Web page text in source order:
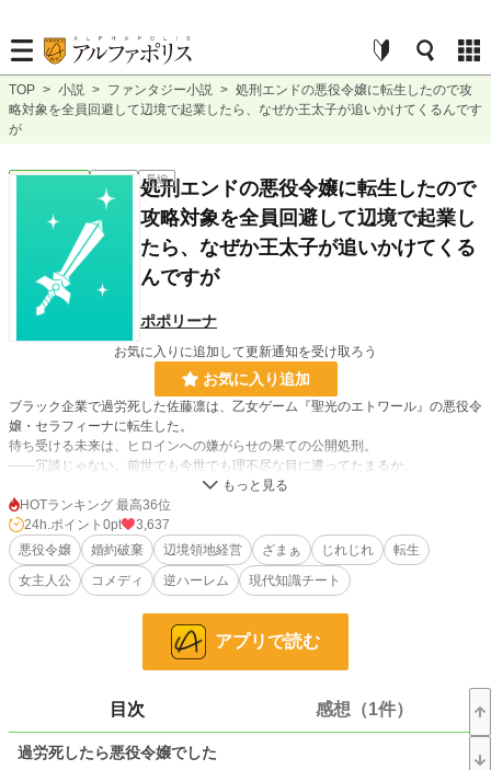
TOP > 小説 > ファンタジー小説 > 処刑エンドの悪役令嬢に転生したので攻
略対象を全員回避して辺境で起業したら、なぜか王太子が追いかけてくるんです
が
ファンタジー 連載中 長編
処刑エンドの悪役令嬢に転生したので
攻略対象を全員回避して辺境で起業し
たら、なぜか王太子が追いかけてくる
んですが
ポポリーナ
お気に入りに追加して更新通知を受け取ろう
お気に入り追加
ブラック企業で過労死した佐藤凛は、乙女ゲーム『聖光のエトワール』の悪役令
嬢・セラフィーナに転生した。
待ち受ける未来は、ヒロインへの嫌がらせの果ての公開処刑。
――冗談じゃない。前世でも今世でも理不尽な目に遭ってたまるか。
攻略対象との接触を徹底回避し、自ら婚約破棄を申し出て辺境領へ。
前世の経営知識を武器に、寂れた領地を一大商業都市へと変貌させていく。
順調なはずだった。王太子殿下が「辺境の発展が気になる」と視察に来るまで
は。
宮廷魔術師が「魔力調査」と言い張って居座るまでは。
回避したはずの攻略対象が全員集合して、辺境が大変なことになっている。
小説 228,785 位 / 228,785 件
HOTランキング 最高36位
24h.ポイント 0pt
3,637
悪役令嬢
婚約破棄 辺境領地経営 ざまぁ じれじれ
転生
女主人公
コメディ 逆ハーレム 現代知識チート
アプリで読む
目次 感想（1件）
過労死したら悪役令嬢でした